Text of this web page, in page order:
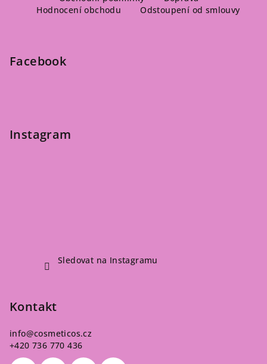
Hodnocení obchodu
Odstoupení od smlouvy
Facebook
Instagram
Sledovat na Instagramu
Kontakt
info@cosmeticos.cz
+420 736 770 436